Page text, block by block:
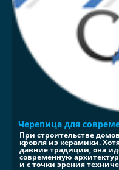
Черепица для
При строительстве
кровля из керамики.
давние традиции, она
современную
и с точки зрения